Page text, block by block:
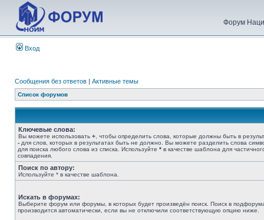
Форум
Вход
Сообщения без ответов | Активные темы
Список форумов
Ключевые слова:
Вы можете использовать + , чтобы определить слова, которые должны быть в
- для слов, которых в результатах быть не должно. Вы можете разделить слова
для поиска любого слова из списка. Используйте * в качестве шаблона для
совпадения.
Поиск по автору:
Используйте * в качестве шаблона.
Искать в форумах:
Выберите форум или форумы, в которых будет произведён поиск. Поиск в
производится автоматически, если вы не отключили соответствующую опцию ниже.